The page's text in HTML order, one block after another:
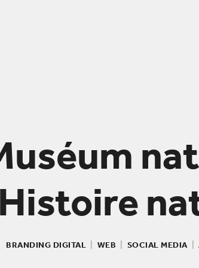
BRANDING DIGITAL WEB SOCIAL MEDIA